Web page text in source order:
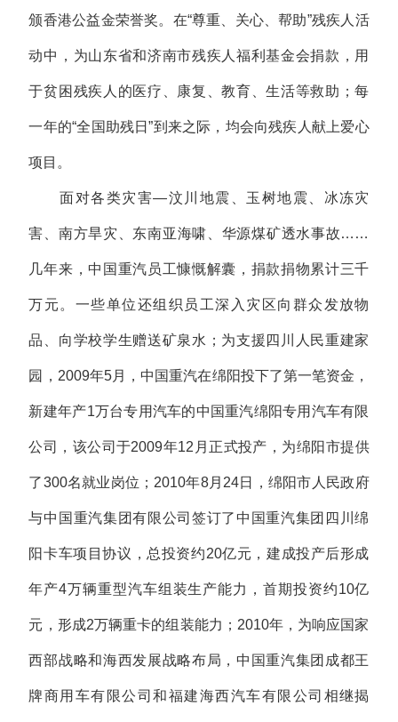
颁香港公益金荣誉奖。在“尊重、关心、帮助”残疾人活
动中，为山东省和济南市残疾人福利基金会捐款，用
于贫困残疾人的医疗、康复、教育、生活等救助；每
一年的“全国助残日”到来之际，均会向残疾人献上爱心
项目。
面对各类灾害—汶川地震、玉树地震、冰冻灾
害、南方旱灾、东南亚海啸、华源煤矿透水事故……
几年来，中国重汽员工慷慨解囊，捐款捐物累计三千
万元。一些单位还组织员工深入灾区向群众发放物
品、向学校学生赠送矿泉水；为支援四川人民重建家
园，2009年5月，中国重汽在绵阳投下了第一笔资金，
新建年产1万台专用汽车的中国重汽绵阳专用汽车有限
公司，该公司于2009年12月正式投产，为绵阳市提供
了300名就业岗位；2010年8月24日，绵阳市人民政府
与中国重汽集团有限公司签订了中国重汽集团四川绵
阳卡车项目协议，总投资约20亿元，建成投产后形成
年产4万辆重型汽车组装生产能力，首期投资约10亿
元，形成2万辆重卡的组装能力；2010年，为响应国家
西部战略和海西发展战略布局，中国重汽集团成都王
牌商用车有限公司和福建海西汽车有限公司相继揭